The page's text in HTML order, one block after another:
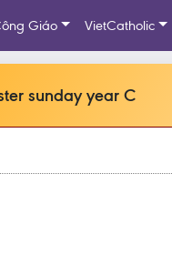
Giáo VietCatholic
sunday year C